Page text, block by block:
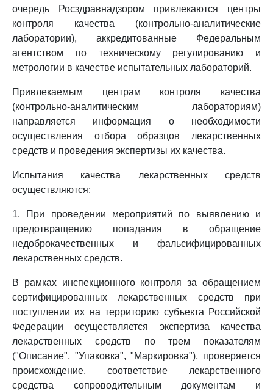
очередь Росздравнадзором привлекаются центры
контроля качества (контрольно-аналитические
лаборатории), аккредитованные Федеральным
агентством по техническому регулированию и
метрологии в качестве испытательных лабораторий.
Привлекаемым центрам контроля качества
(контрольно-аналитическим лабораториям)
направляется информация о необходимости
осуществления отбора образцов лекарственных
средств и проведения экспертизы их качества.
Испытания качества лекарственных средств
осуществляются:
1. При проведении мероприятий по выявлению и
предотвращению попадания в обращение
недоброкачественных и фальсифицированных
лекарственных средств.
В рамках инспекционного контроля за обращением
сертифицированных лекарственных средств при
поступлении их на территорию субъекта Российской
Федерации осуществляется экспертиза качества
лекарственных средств по трем показателям
("Описание", "Упаковка", "Маркировка"), проверяется
происхождение, соответствие лекарственного
средства сопроводительным документам и